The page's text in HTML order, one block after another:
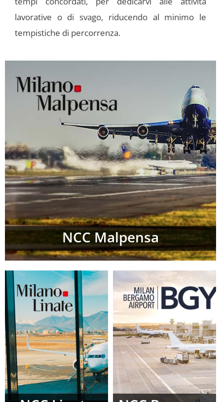
lavorative o di svago, riducendo al minimo le
tempistiche di percorrenza.
NCC Malpensa